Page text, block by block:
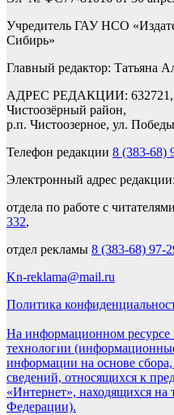
Учредитель ГАУ НСО
Сибирь»
Главный редактор: Татьяна
АДРЕС РЕДАКЦИИ: 632721,
Чистоозёрный район,
р.п. Чистоозерное, ул.
Телефон редакции 8 (383-68)
Электронный адрес редакции:
отдела по работе с читателями
332,
отдел рекламы 8 (383-68) 97-
Kn-reklama@mail.ru
Политика
На информационном ресурсе
технологии
информации на основе
сведений, относящихся к
«Интернет», находящихся на
Федерации).